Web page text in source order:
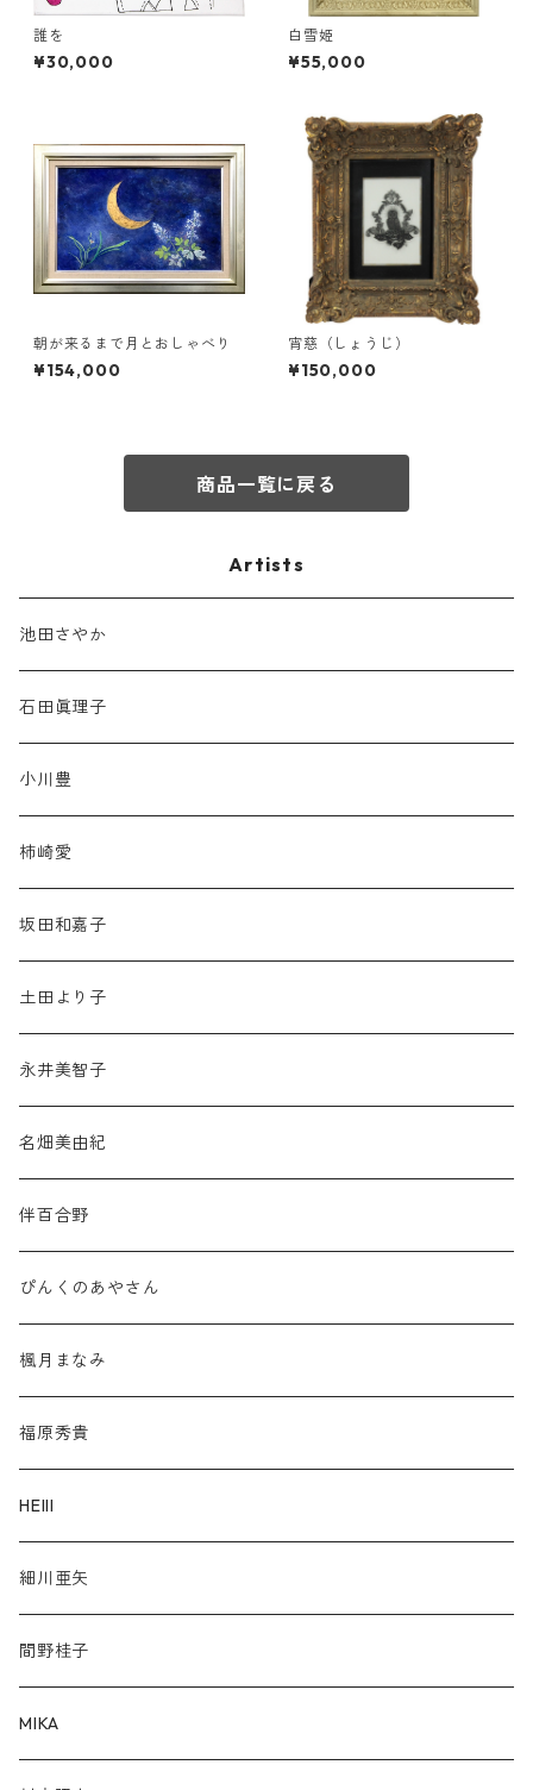
誰を
¥30,000
白雪姫
¥55,000
朝が来るまで月とおしゃべり
¥154,000
宵慈（しょうじ）
¥150,000
商品一覧に戻る
Artists
池田さやか
石田眞理子
小川豊
柿崎愛
坂田和嘉子
土田より子
永井美智子
名畑美由紀
伴百合野
ぴんくのあやさん
楓月まなみ
福原秀貴
HElll
細川亜矢
間野桂子
MIKA